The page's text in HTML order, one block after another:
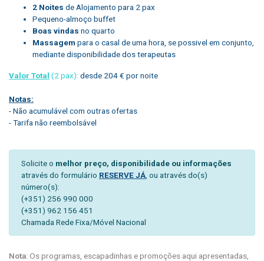
2 Noites de Alojamento para 2 pax
Pequeno-almoço buffet
Boas vindas no quarto
Massagem para o casal de uma hora, se possivel em conjunto,
mediante disponibilidade dos terapeutas
Valor Total (2 pax): desde 204 € por noite
Notas:
- Não acumulável com outras ofertas
- Tarifa não reembolsável
Solicite o melhor preço, disponibilidade ou informações
através do formulário RESERVE JÁ , ou através do(s)
número(s):
(+351) 256 990 000
(+351) 962 156 451
Chamada Rede Fixa/Móvel Nacional
Nota:Os programas, escapadinhas e promoções aqui apresentadas,